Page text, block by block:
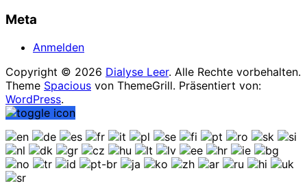
Meta
Anmelden
Copyright © 2026 Dialyse Leer. Alle Rechte vorbehalten.
Theme Spacious von ThemeGrill. Präsentiert von:
WordPress.